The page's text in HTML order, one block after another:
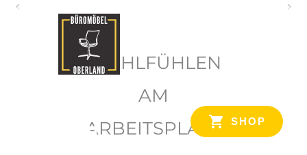
SHOP
WOHLFÜHLEN
AM
ARBEITSPLATZ